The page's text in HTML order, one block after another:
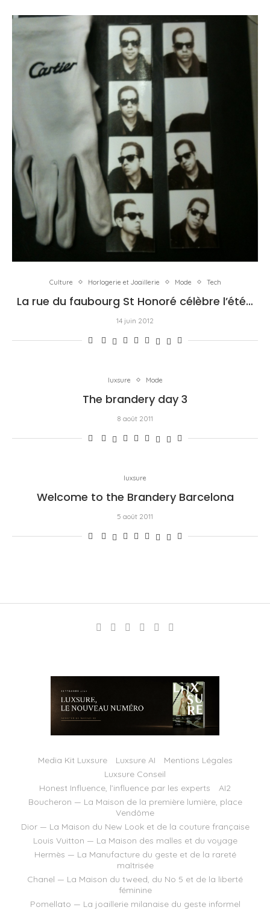
Culture Horlogerie et Joaillerie Mode Tech
La rue du faubourg St Honoré célèbre l’été…
14 juin 2012
luxsure Mode
The brandery day 3
8 août 2011
luxsure
Welcome to the Brandery Barcelona
5 août 2011
Media Kit Luxsure Luxsure AI
Mentions Légales
Luxsure Conseil
Honest Influence, l’influence par les experts
AI2
Boucheron — La Maison de la première lumière, place
Vendôme
Dior — La Maison du New Look et de la couture française
Louis Vuitton — La Maison des malles et du voyage
Hermès — La Manufacture du geste et de la rareté
maîtrisée
Chanel — La Maison du tweed, du No 5 et de la liberté
féminine
Pomellato — La joaillerie milanaise du geste informel